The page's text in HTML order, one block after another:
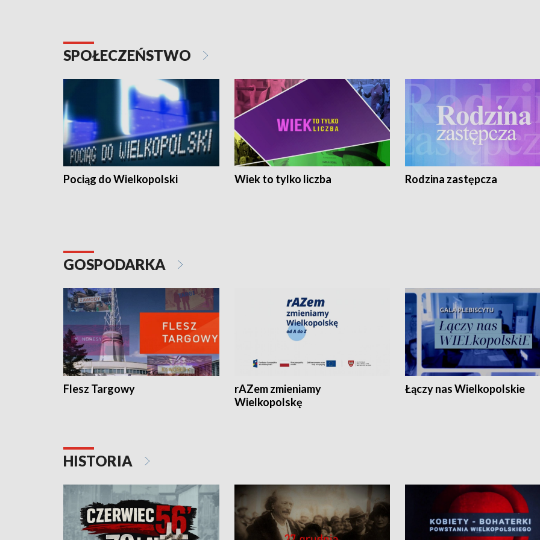
SPOŁECZEŃSTWO
Pociąg do Wielkopolski Wiek to tylko liczba Rodzina zastępcza
GOSPODARKA
Flesz Targowy
rAZem zmieniamy
Wielkopolskę
Łączy nas Wielkopolskie
HISTORIA